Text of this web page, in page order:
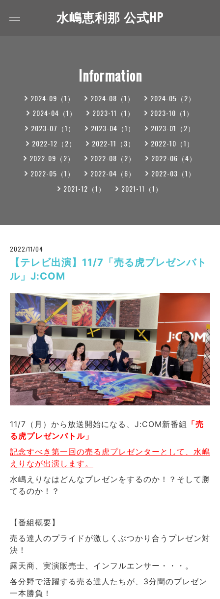
水嶋恵利那 公式HP
Information
2024-09（1） 2024-08（1）
2024-05（2）
2024-04（1）
2023-11（1）
2023-10（1）
2023-07（1）
2023-04（1）
2023-01（2）
2022-12（2）
2022-11（3）
2022-10（1）
2022-09（2）
2022-08（2）
2022-06（4）
2022-05（1）
2022-04（6）
2022-03（1）
2021-12（1）
2021-11（1）
2022/11/04
【テレビ出演】11/7「売る虎プレゼンバト
ル」J:COM
11/7（月）から放送開始になる、J:COM新番組 「売
る虎プレゼンバトル」
記念すべき第一回の売る虎プレゼンターとして、水嶋
えりなが出演します。
水嶋えりなはどんなプレゼンをするのか！？そして勝
てるのか！？
【番組概要】
売る達人のプライドが激しくぶつかり合うプレゼン対
決！
露天商、実演販売士、インフルエンサー・・・。
各分野で活躍する売る達人たちが、3分間のプレゼン
一本勝負！